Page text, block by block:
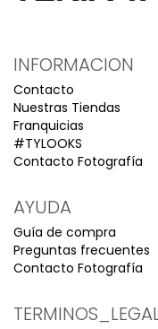
INFORMACION
Contacto
Nuestras Tiendas
Franquicias
#TYLOOKS
Contacto Fotografía
AYUDA
Guía de compra
Preguntas frecuentes
Contacto Fotografía